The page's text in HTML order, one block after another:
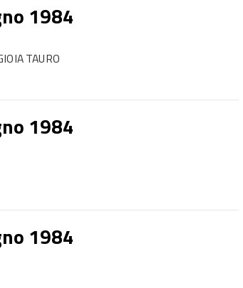
1984
TAURO
1984
1984